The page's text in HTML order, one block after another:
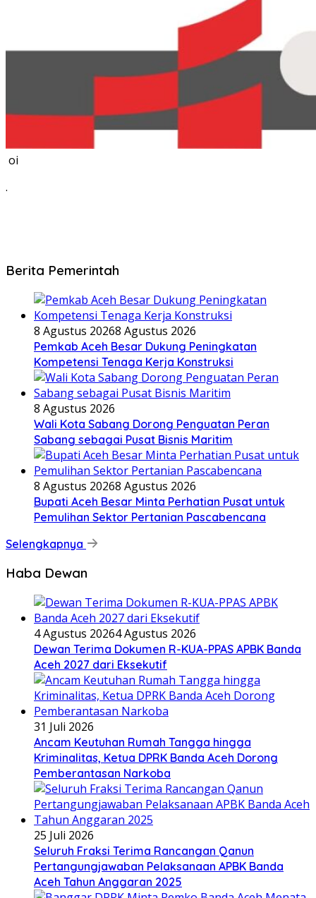
oi
.
Berita Pemerintah
8 Agustus 20268 Agustus 2026
Pemkab Aceh Besar Dukung Peningkatan
Kompetensi Tenaga Kerja Konstruksi
8 Agustus 2026
Wali Kota Sabang Dorong Penguatan Peran
Sabang sebagai Pusat Bisnis Maritim
8 Agustus 20268 Agustus 2026
Bupati Aceh Besar Minta Perhatian Pusat untuk
Pemulihan Sektor Pertanian Pascabencana
Selengkapnya
Haba Dewan
4 Agustus 20264 Agustus 2026
Dewan Terima Dokumen R-KUA-PPAS APBK Banda
Aceh 2027 dari Eksekutif
31 Juli 2026
Ancam Keutuhan Rumah Tangga hingga
Kriminalitas, Ketua DPRK Banda Aceh Dorong
Pemberantasan Narkoba
25 Juli 2026
Seluruh Fraksi Terima Rancangan Qanun
Pertangungjawaban Pelaksanaan APBK Banda
Aceh Tahun Anggaran 2025